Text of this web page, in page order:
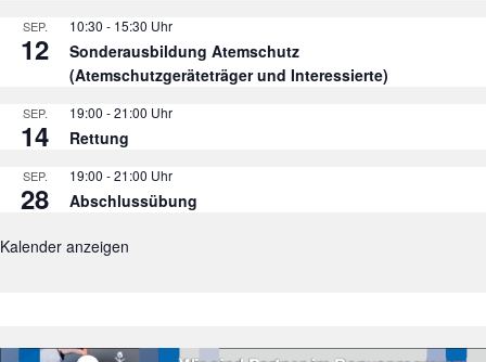
SEP.
12
10:30 - 15:30
Sonderausbildung Atemschutz
(Atemschutzgeräteträger und Interessierte)
SEP.
14
19:00 -21:00
Rettung
SEP.
28
19:00 -21:00
Abschlussübung
Kalender anzeigen